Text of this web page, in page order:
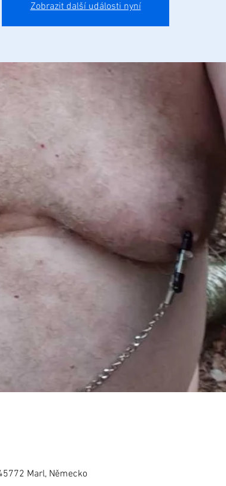
Zobrazit další události nyní
Marl, Německo